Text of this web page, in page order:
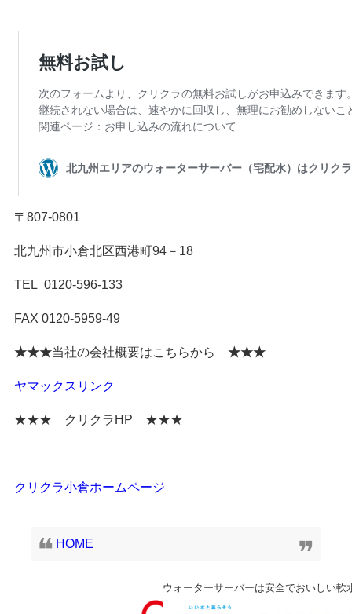
〒807-0801
北九州市小倉北区西港町94－18
TEL 0120-596-133
FAX 0120-5959-49
★★★当社の会社概要はこちらから ★★★
ヤマックスリンク
★★★ クリクラHP ★★★
クリクラ小倉ホームページ
HOME